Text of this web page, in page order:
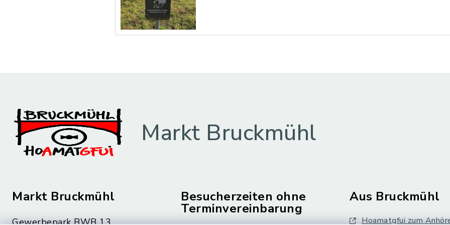
Markt Bruckmühl
Markt Bruckmühl
Gewerbepark BWB 13
Besucherzeiten ohne
Terminvereinbarung
Aus Bruckmühl
Hoamatgfui zum